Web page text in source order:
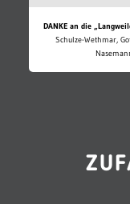
DANKE an die
Schulze-Wethmar,